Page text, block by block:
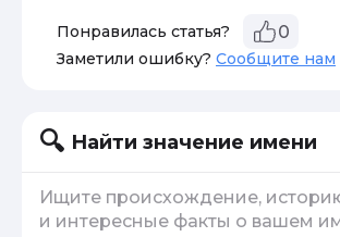
Понравилась статья? 0
Заметили ошибку? Сообщите нам
Найти значение имени
Ищите происхождение,
и интересные факты о вашем